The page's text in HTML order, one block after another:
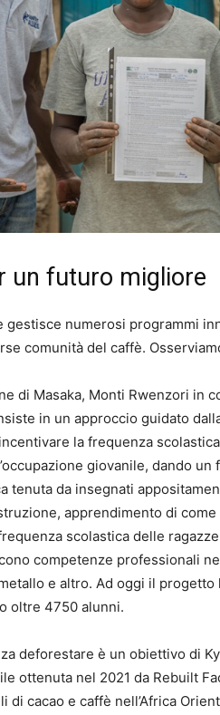
un futuro migliore
gestisce numerosi programmi
comunità del caffè.
di Masaka, Monti Rwenzori in
in un approccio guidato
la frequenza
giovanile, dando
tenuta da insegnati
apprendimento di
scolastica delle
competenze professionali
e altro. Ad oggi il progetto
oltre 4750 alunni.
deforestare è un obiettivo di
ottenuta nel 2021 da Rebuilt
cacao e caffè nell’Africa